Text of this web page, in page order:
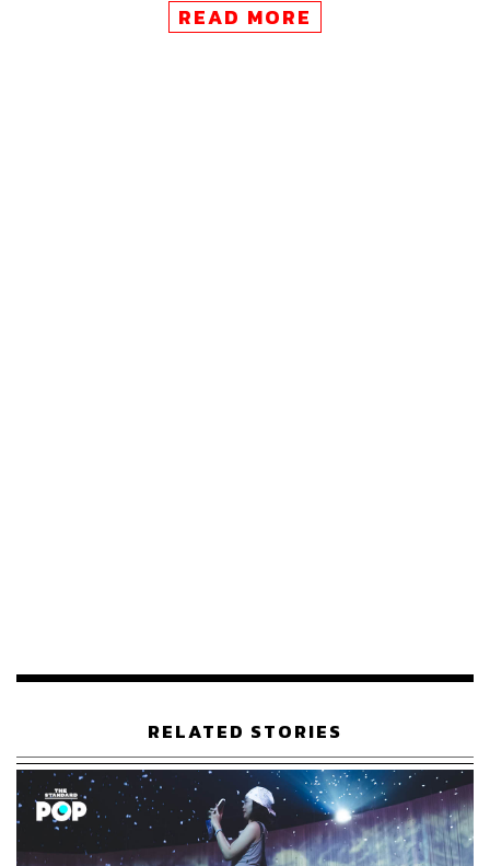
TAGS: Lyra ดนตรี BNK48 CGM48 เพลง
READ MORE
RELATED STORIES